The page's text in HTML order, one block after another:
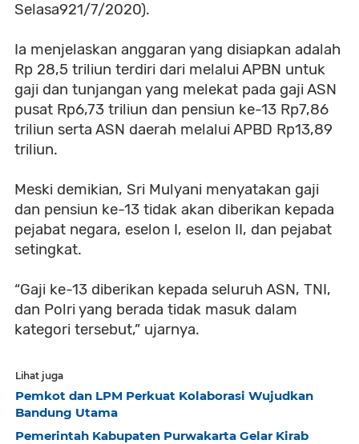
Selasa921/7/2020).
Ia menjelaskan anggaran yang disiapkan adalah
Rp 28,5 triliun terdiri dari melalui APBN untuk
gaji dan tunjangan yang melekat pada gaji ASN
pusat Rp6,73 triliun dan pensiun ke-13 Rp7,86
triliun serta ASN daerah melalui APBD Rp13,89
triliun.
Meski demikian, Sri Mulyani menyatakan gaji
dan pensiun ke-13 tidak akan diberikan kepada
pejabat negara, eselon I, eselon II, dan pejabat
setingkat.
“Gaji ke-13 diberikan kepada seluruh ASN, TNI,
dan Polri yang berada tidak masuk dalam
kategori tersebut,” ujarnya.
Lihat juga
Pemkot dan LPM Perkuat Kolaborasi Wujudkan
Bandung Utama
Pemerintah Kabupaten Purwakarta Gelar Kirab